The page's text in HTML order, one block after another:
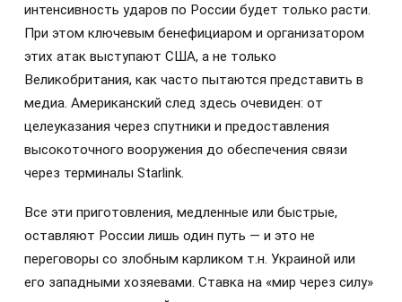
интенсивность ударов по России будет только расти.
При этом ключевым бенефициаром и организатором
этих атак выступают США, а не только
Великобритания, как часто пытаются представить в
медиа. Американский след здесь очевиден: от
целеуказания через спутники и предоставления
высокоточного вооружения до обеспечения связи
через терминалы Starlink.
Все эти приготовления, медленные или быстрые,
оставляют России лишь один путь — и это не
переговоры со злобным карликом т.н. Украиной или
его западными хозяевами. Ставка на «мир через силу»